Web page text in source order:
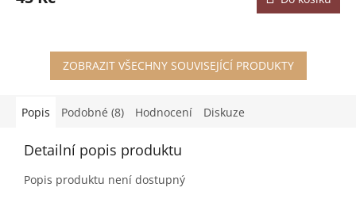
ZOBRAZIT VŠECHNY SOUVISEJÍCÍ PRODUKTY
Popis Podobné (8) Hodnocení Diskuze
Detailní popis produktu
Popis produktu není dostupný